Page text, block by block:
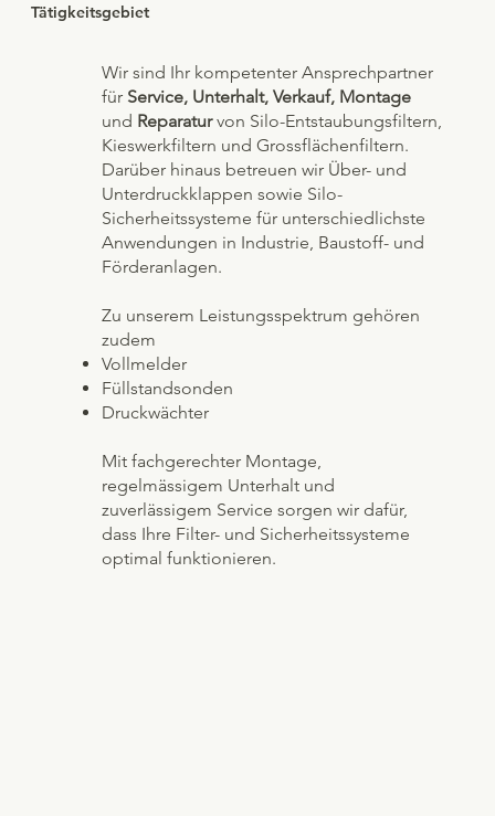
Tätigkeitsgebiet
Wir sind Ihr kompetenter Ansprechpartner
für Service, Unterhalt, Verkauf, Montage
und Reparaturvon Silo-Entstaubungsfiltern,
Kieswerkfiltern und Grossflächenfiltern.
Darüber hinaus betreuen wir Über- und
Unterdruckklappen sowie Silo-
Sicherheitssysteme für unterschiedlichste
Anwendungen in Industrie, Baustoff- und
Förderanlagen.
Zu unserem Leistungsspektrum gehören
zudem
Vollmelder
Füllstandsonden
Druckwächter
Mit fachgerechter Montage,
regelmässigem Unterhalt und
zuverlässigem Service sorgen wir dafür,
dass Ihre Filter- und Sicherheitssysteme
optimal funktionieren.